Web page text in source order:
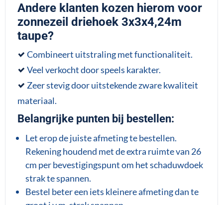
Andere klanten kozen hierom voor
zonnezeil driehoek 3x3x4,24m
taupe?
Combineert uitstraling met functionaliteit.
Veel verkocht door speels karakter.
Zeer stevig door uitstekende zware kwaliteit
materiaal.
Belangrijke punten bij bestellen:
Let erop de juiste afmeting te bestellen.
Rekening houdend met de extra ruimte van 26
cm per bevestigingspunt om het schaduwdoek
strak te spannen.
Bestel beter een iets kleinere afmeting dan te